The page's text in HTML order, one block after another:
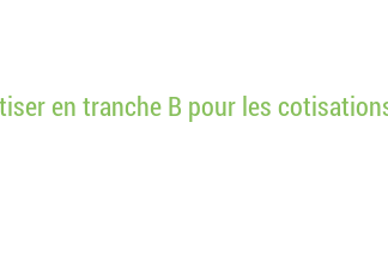
en tranche B pour les